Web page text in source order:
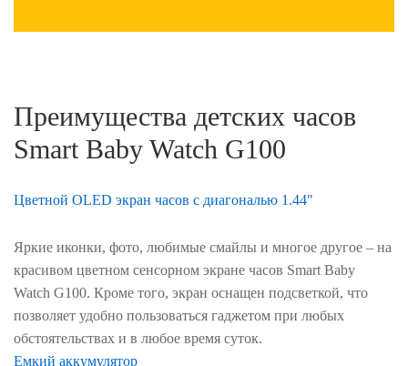
Преимущества детских часов
Smart Baby Watch G100
Цветной OLED экран часов с диагональю 1.44″
Яркие иконки, фото, любимые смайлы и многое другое – на
красивом цветном сенсорном экране часов Smart Baby
Watch G100. Кроме того, экран оснащен подсветкой, что
позволяет удобно пользоваться гаджетом при любых
обстоятельствах и в любое время суток.
Емкий аккумулятор